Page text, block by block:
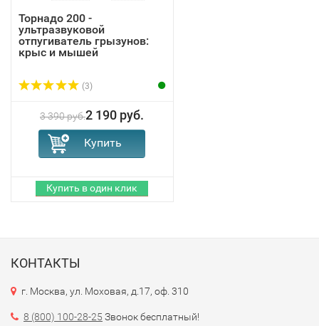
Торнадо 200 -
ультразвуковой
отпугиватель грызунов:
крыс и мышей
(3)
3 390 руб.2 190 руб.
КОНТАКТЫ
г. Москва, ул. Моховая, д.17, оф. 310
8 (800) 100-28-25 Звонок бесплатный!